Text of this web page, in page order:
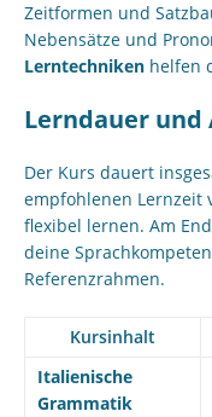
Zeitformen und
Nebensätze und
Lerntechniken helfen
Lerndauer und
Der Kurs dauert
empfohlenen Lernzeit
flexibel lernen. Am
deine
Referenzrahmen.
Kursinhalt
Italienische
Grammatik